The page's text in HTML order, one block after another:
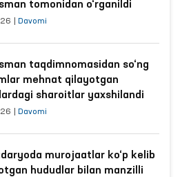
tomonidan o‘rganildi
Davomi
taqdimnomasidan so‘ng
mehnat qilayotgan
sharoitlar yaxshilandi
Davomi
murojaatlar ko‘p kelib
hududlar bilan manzilli